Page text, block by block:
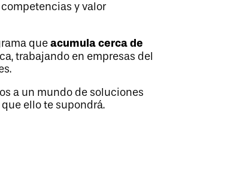
y valor
queacumula cerca de
trabajando en empresas del
a un mundo de soluciones
ello te supondrá.